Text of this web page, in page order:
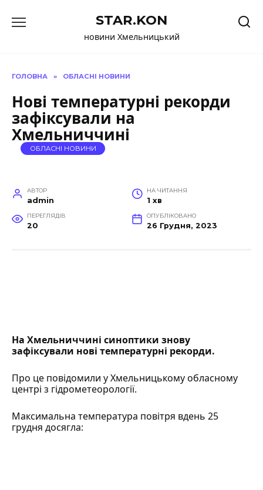
до
STAR.KON
новини Хмельницький
ГОЛОВНА » ОБЛАСНІ НОВИНИ
Нові температурні рекорди
зафіксували на
Хмельниччині
ОБЛАСНІ НОВИНИ
АВТОР
admin
НА ЧИТАННЯ
1 хв
ПЕРЕГЛЯДІВ
20
ОПУБЛІКОВАНО
26 Грудня, 2023
На Хмельниччині синоптики знову
зафіксували нові температурні рекорди.
Про це повідомили уХмельницькому обласному
центрі з гідрометеорології.
Максимальна температура повітря вдень 25
грудня досягла: